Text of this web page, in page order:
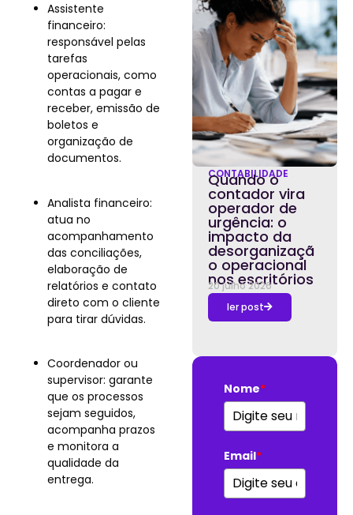
Assistente
financeiro:
responsável pelas
tarefas
operacionais, como
contas a pagar e
receber, emissão de
boletos e
organização de
documentos.
Analista financeiro:
atua no
acompanhamento
das conciliações,
elaboração de
relatórios e contato
direto com o cliente
para tirar dúvidas.
Coordenador ou
supervisor: garante
que os processos
sejam seguidos,
acompanha prazos
e monitora a
qualidade da
entrega.
CONTABILIDADE
Quando o
contador vira
operador de
urgência: o
impacto da
desorganizaçã
o operacional
nos escritórios
20 julho 2026
ler post
Nome*
Email*